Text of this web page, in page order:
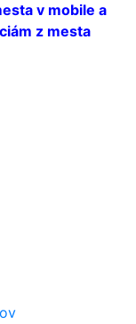
v mobile a
z mesta